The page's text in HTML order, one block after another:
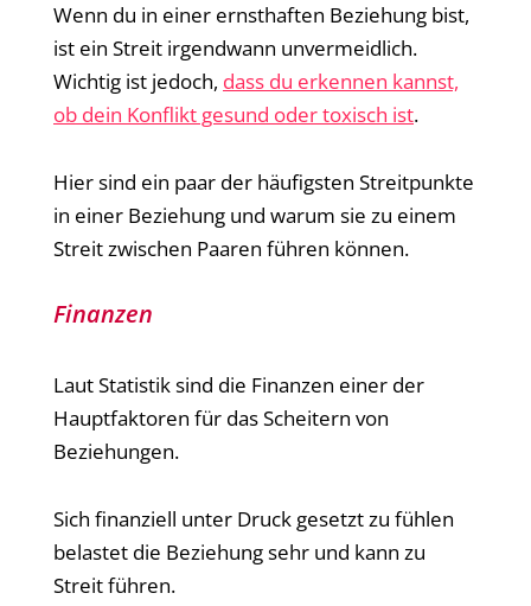
Wenn du in einer ernsthaften Beziehung bist,
ist ein Streit irgendwann unvermeidlich.
Wichtig ist jedoch, dass du erkennen kannst,
ob dein Konflikt gesund oder toxisch ist.
Hier sind ein paar der häufigsten Streitpunkte
in einer Beziehung und warum sie zu einem
Streit zwischen Paaren führen können.
Finanzen
Laut Statistik sind die Finanzen einer der
Hauptfaktoren für das Scheitern von
Beziehungen.
Sich finanziell unter Druck gesetzt zu fühlen
belastet die Beziehung sehr und kann zu
Streit führen.